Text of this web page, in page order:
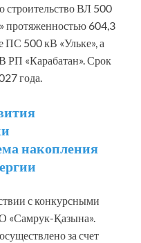
строительство ВЛ 500
протяженностью 604,3
ПС 500 кВ «Ульке», а
РП «Карабатан». Срок
года.
накопления
с конкурсными
«Самрук-Қазына».
за счет